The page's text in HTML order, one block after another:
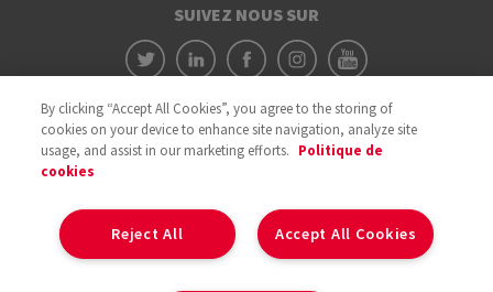
SUIVEZ NOUS SUR
By clicking “Accept All Cookies”, you agree to the storing of
cookies on your device to enhance site navigation, analyze site
usage, and assist in our marketing efforts. Politique de
cookies
Accept All Cookies
Reject All